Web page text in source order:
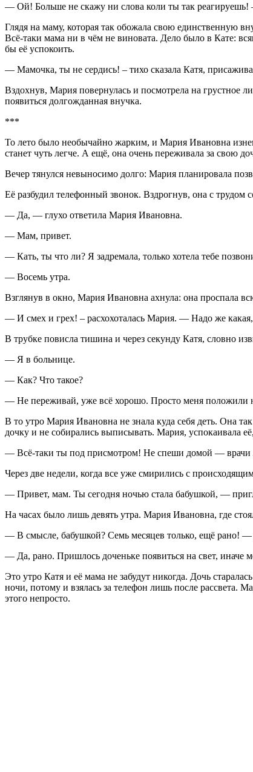
— Ой! Больше не скажу ни слова коли ты так
Глядя на маму, которая так обожала свою единственную
Всё-таки мама ни в чём не виновата. Дело было в Кате:
бы её успокоить.
— Мамочка, ты не сердись! – тихо сказала Катя,
Вздохнув, Мария повернулась и посмотрела на грустное
появиться долгожданная внучка.
***
То лето было необычайно жарким, и Мария Ивановна
станет чуть легче. А ещё, она очень переживала за свою
Вечер тянулся невыносимо долго: Мария планировала
Её разбудил телефонный звонок. Вздрогнув, она с
— Да, — глухо ответила Мария Ивановна.
— Мам, привет.
— Кать, ты что ли? Я задремала, только хотела тебе
— Восемь утра.
Взглянув в окно, Мария Ивановна ахнула: она проспала
— И смех и грех! – расхохоталась Мария. — Надо же какая,
В трубке повисла тишина и через секунду Катя, словно
— Я в больнице.
— Как? Что такое?
— Не переживай, уже всё хорошо. Просто меня положили
В то утро Мария Ивановна не знала куда себя деть. Она
дочку и не собирались выписывать. Мария, успокаивала
— Всё-таки ты под присмотром! Не спеши домой — врачи
Через две недели, когда все уже смирились с
— Привет, мам. Ты сегодня ночью стала бабушкой, —
На часах было лишь девять утра. Мария Ивановна, где
— В смысле, бабушкой? Семь месяцев только, ещё рано! —
— Да, рано. Пришлось доченьке появиться на свет, иначе
Это утро Катя и её мама не забудут никогда. Дочь
ночи, потому и взялась за телефон лишь после рассвета.
этого непросто.